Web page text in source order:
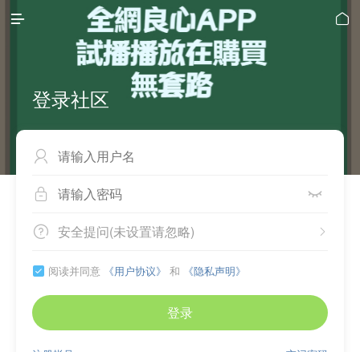
 
登录社区

 
 
安全提问(未设置请忽略)
 阅读并同意 《用户协议》 和 《隐私声明》
登录